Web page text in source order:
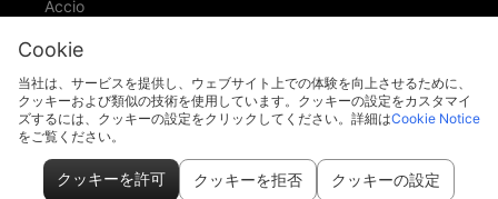
Accio
ID Ranking
support@piccopilot.com
Cookie
当社は、サービスを提供し、ウェブサイト上での体験を向上させるために、
クッキーおよび類似の技術を使用しています。クッキーの設定をカスタマイ
ズするには、クッキーの設定をクリックしてください。詳細はCookie Notice
をご覧ください。
クッキーを許可 クッキーを拒否 クッキーの設定